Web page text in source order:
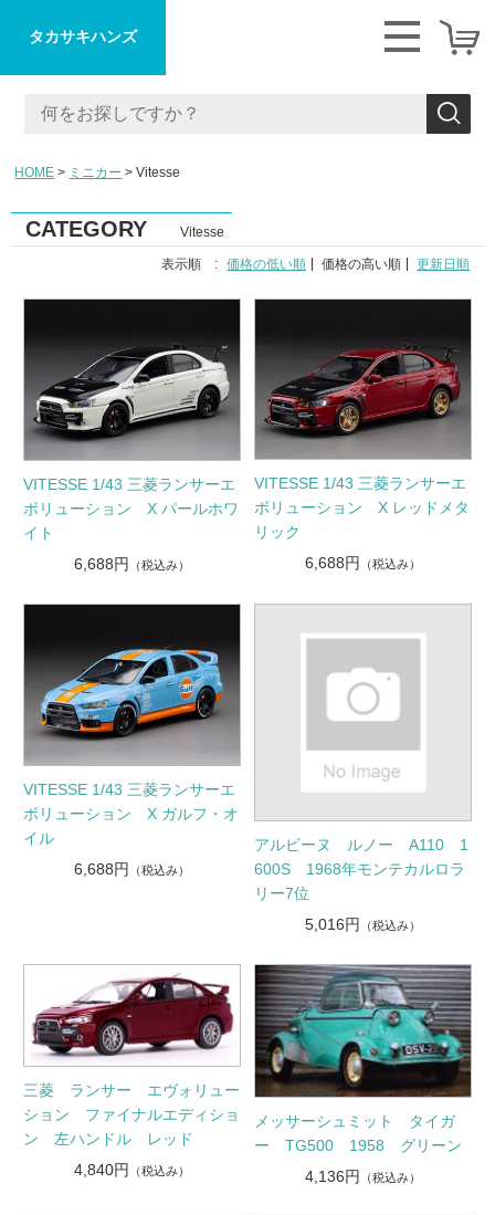
タカサキハンズ
HOME ミニカー Vitesse
CATEGORY Vitesse
表示順 : 価格の低い順 価格の高い順 更新日順
VITESSE 1/43 三菱ランサーエ
ボリューション X パールホワ
イト
6,688円
（税込み）
VITESSE 1/43 三菱ランサーエ
ボリューション X レッドメタ
リック
6,688円
（税込み）
VITESSE 1/43 三菱ランサーエ
ボリューション X ガルフ・オ
イル
6,688円
（税込み）
アルビーヌ ルノー A110 1
600S 1968年モンテカルロラ
リー7位
5,016円
（税込み）
三菱 ランサー エヴォリュー
ション ファイナルエディショ
ン 左ハンドル レッド
4,840円
（税込み）
メッサーシュミット タイガ
ー TG500 1958 グリーン
4,136円
（税込み）